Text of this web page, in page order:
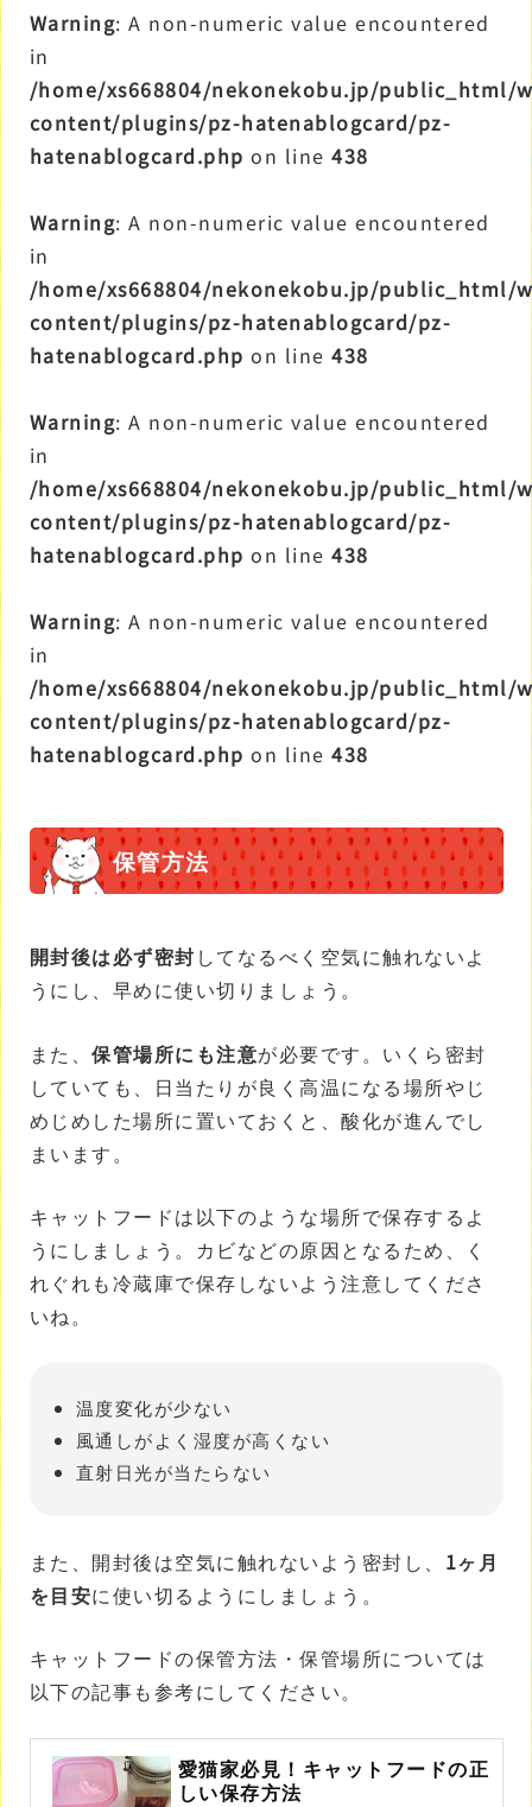
Warning: A non-numeric value encountered
in
/home/xs668804/nekonekobu.jp/public_html/
content/plugins/pz-hatenablogcard/pz-
hatenablogcard.php on line 438
Warning: A non-numeric value encountered
in
/home/xs668804/nekonekobu.jp/public_html/
content/plugins/pz-hatenablogcard/pz-
hatenablogcard.php on line 438
Warning: A non-numeric value encountered
in
/home/xs668804/nekonekobu.jp/public_html/
content/plugins/pz-hatenablogcard/pz-
hatenablogcard.php on line 438
Warning: A non-numeric value encountered
in
/home/xs668804/nekonekobu.jp/public_html/
content/plugins/pz-hatenablogcard/pz-
hatenablogcard.php on line 438
保管方法
開封後は必ず密封 してなるべく空気に触れないよ
うにし、早めに使い切りましょう。
また、 保管場所にも注意が必要です。いくら密封
していても、日当たりが良く高温になる場所やじ
めじめした場所に置いておくと、酸化が進んでし
まいます。
キャットフードは以下のような場所で保存するよ
うにしましょう。カビなどの原因となるため、く
れぐれも冷蔵庫で保存しないよう注意してくださ
いね。
温度変化が少ない
風通しがよく湿度が高くない
直射日光が当たらない
また、開封後は空気に触れないよう密封し、 1ヶ月
を目安に使い切るようにしましょう。
キャットフードの保管方法・保管場所については
以下の記事も参考にしてください。
愛猫家必見！キャットフードの正
しい保存方法